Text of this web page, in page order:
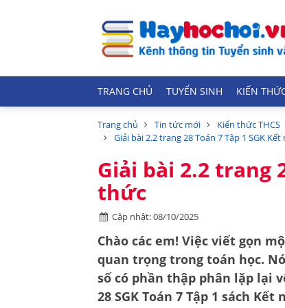
TRANG CHỦ TUYỂN SINH KIẾN
Trang chủ Tin tức mới Kiến thức THCS
Giải bài 2.2 trang 28 Toán 7 Tập 1 SGK
Giải bài 2.2 trang
thức
Cập nhật: 08/10/2025
Chào các em! Việc viết gọn
quan trọng trong toán học.
số có phần thập phân lặp lại
28 SGK Toán 7 Tập 1 sách